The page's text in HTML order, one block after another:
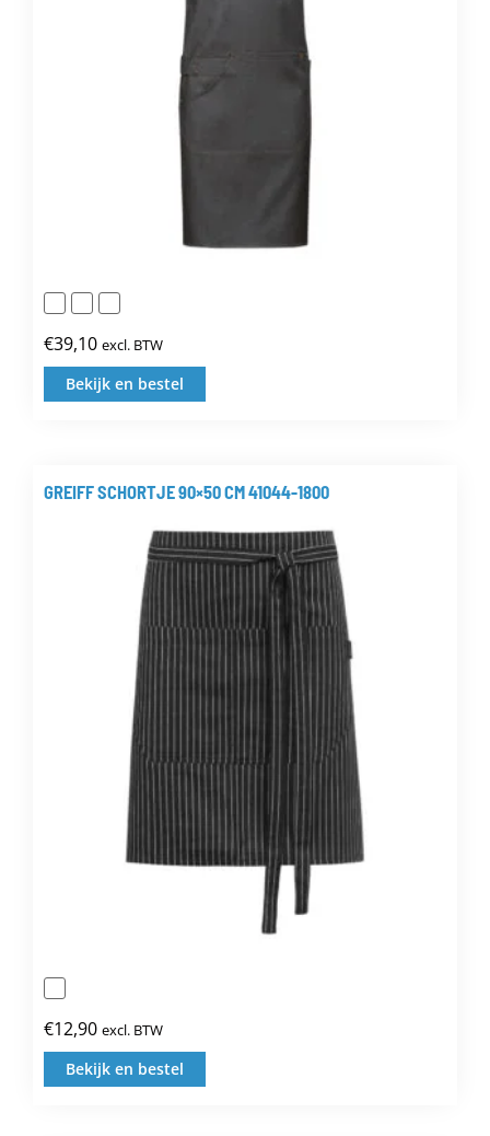
de
productpagina
€39,10 excl. BTW
Bekijk en bestel
Dit
meerdere
variaties.
Deze
optie
kan
gekozen
worden
de
productpagina
GREIFF SCHORTJE 90×50 CM 41044-1800
€12,90 excl. BTW
Bekijk en bestel
Dit